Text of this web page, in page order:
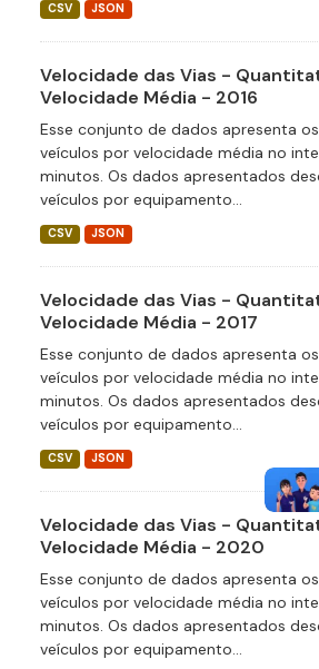
CSV JSON
Velocidade das Vias -
Velocidade Média - 2016
Esse conjunto de dados apresenta
veículos por velocidade média no
minutos. Os dados apresentados
veículos por equipamento...
CSV JSON
Velocidade das Vias -
Velocidade Média - 2017
Esse conjunto de dados apresenta
veículos por velocidade média no
minutos. Os dados apresentados
veículos por equipamento...
CSV JSON
Velocidade das Vias -
Velocidade Média - 2020
Esse conjunto de dados apresenta
veículos por velocidade média no
minutos. Os dados apresentados
veículos por equipamento...